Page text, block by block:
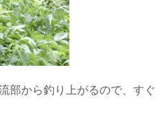
部から釣り上がるので、すぐ